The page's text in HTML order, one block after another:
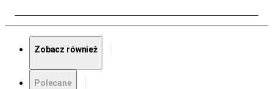
Zobacz również
Polecane